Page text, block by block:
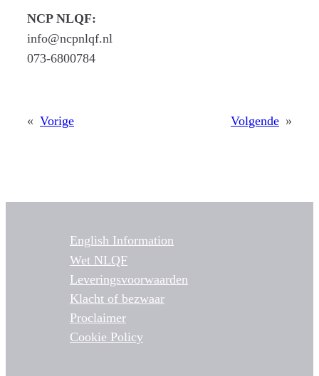
NCP NLQF:
info@ncpnlqf.nl
073-6800784
« Vorige Volgende »
English Information
Wet NLQF
Leveringsvoorwaarden
Klacht of bezwaar
Proclaimer
Cookie Policy